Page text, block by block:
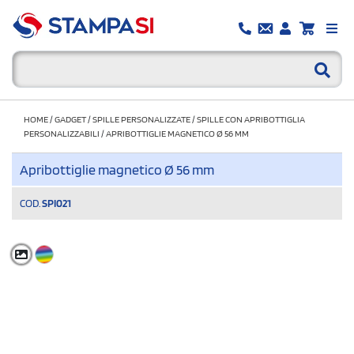
HOME/GADGET/SPILLE PERSONALIZZATE/SPILLE CON APRIBOTTIGLIA
PERSONALIZZABILI /APRIBOTTIGLIE MAGNETICO Ø 56 MM
Apribottiglie magnetico Ø 56 mm
COD. SPI021